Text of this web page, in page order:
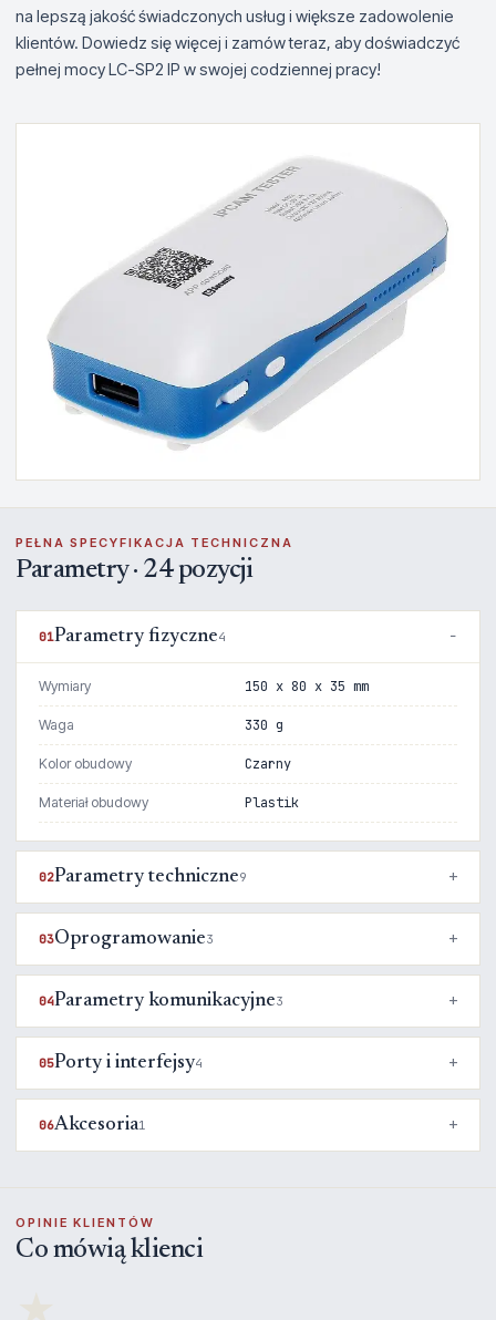
na lepszą jakość świadczonych usług i większe zadowolenie
klientów. Dowiedz się więcej i zamów teraz, aby doświadczyć
pełnej mocy LC-SP2 IP w swojej codziennej pracy!
PEŁNA SPECYFIKACJA TECHNICZNA
Parametry · 24 pozycji
01Parametry fizyczne4
Wymiary 150 x 80 x 35 mm
Waga 330 g
Kolor obudowy Czarny
Materiał obudowy Plastik
02Parametry techniczne9
03Oprogramowanie3
04Parametry komunikacyjne3
05Porty i interfejsy4
06Akcesoria1
OPINIE KLIENTÓW
Co mówią klienci